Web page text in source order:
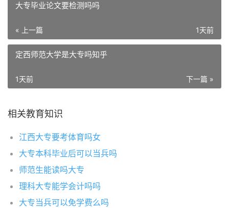
大专毕业论文要检测吗吗
« 上一篇 1天前
定西师范大学是大专吗知乎
下一篇 »
1天前
相关教育知识
江西大专要考体育吗女
大专本科毕业后可以当兵吗
师范生能读吗大专
理科大专能学会计吗吗
大专当兵可以免学费么吗